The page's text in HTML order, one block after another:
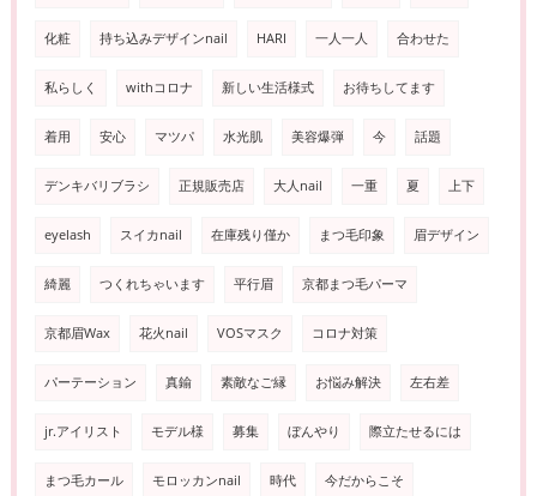
化粧 持ち込みデザインnail HARI 一人一人 合わせた
私らしく withコロナ 新しい生活様式 お待ちしてます
着用 安心 マツパ 水光肌 美容爆弾 今 話題
デンキバリブラシ 正規販売店 大人nail 一重 夏 上下
eyelash スイカnail 在庫残り僅か まつ毛印象 眉デザイン
綺麗 つくれちゃいます 平行眉 京都まつ毛パーマ
京都眉Wax 花火nail VOSマスク コロナ対策
パーテーション 真鍮 素敵なご縁 お悩み解決 左右差
jr.アイリスト モデル様 募集 ぼんやり 際立たせるには
まつ毛カール モロッカンnail 時代 今だからこそ